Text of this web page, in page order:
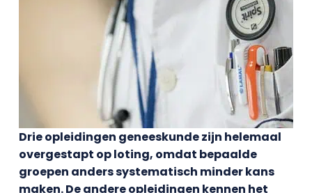
Drie opleidingen geneeskunde zijn helemaal
overgestapt op loting, omdat bepaalde
groepen anders systematisch minder kans
maken. De andere opleidingen kennen het